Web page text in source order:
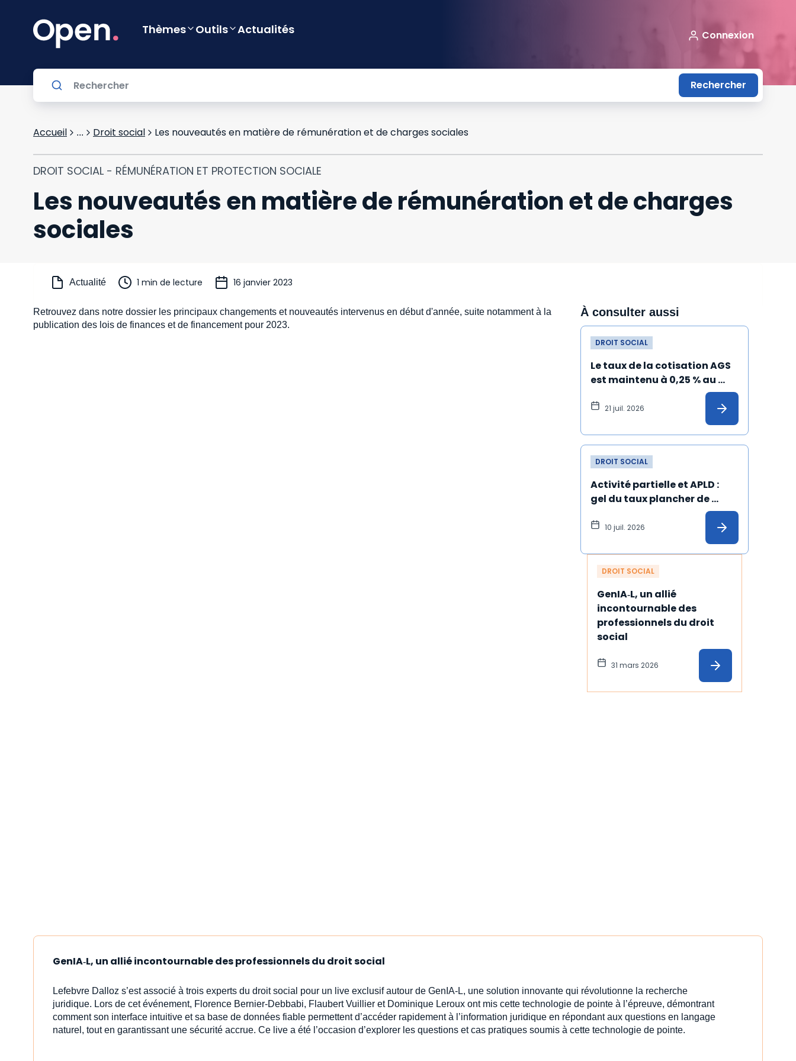
Thèmes Outils Actualités Connexion
Rechercher
Accueil ... Droit social Les nouveautés en matière de rémunération et de charges sociales
DROIT SOCIAL - RÉMUNÉRATION ET PROTECTION SOCIALE
Les nouveautés en matière de rémunération et de charges
sociales
Actualité 1 min de lecture 16 janvier 2023
Retrouvez dans notre dossier les principaux changements et nouveautés intervenus en début d'année, suite notamment à la
publication des lois de finances et de financement pour 2023.
À consulter aussi
DROIT SOCIAL
Le taux de la cotisation AGS
est maintenu à 0,25 % au
21 juil. 2026
DROIT SOCIAL
Activité partielle et APLD :
gel du taux plancher de
l'employeur
10 juil. 2026
DROIT SOCIAL
GenIA‑L, un allié
incontournable des
professionnels du droit
social
31 mars 2026
GenIA‑L, un allié incontournable des professionnels du droit social
Lefebvre Dalloz s’est associé à trois experts du droit social pour un live exclusif autour de GenIA‑L, une solution innovante qui révolutionne la recherche
juridique. Lors de cet événement, Florence Bernier-Debbabi, Flaubert Vuillier et Dominique Leroux ont mis cette technologie de pointe à l’épreuve, démontrant
comment son interface intuitive et sa base de données fiable permettent d’accéder rapidement à l’information juridique en répondant aux questions en langage
naturel, tout en garantissant une sécurité accrue. Ce live a été l’occasion d’explorer les questions et cas pratiques soumis à cette technologie de pointe.